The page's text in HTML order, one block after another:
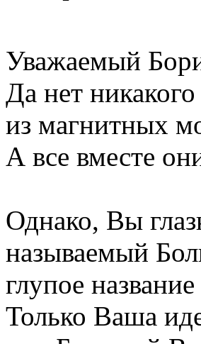
Уважаемый
Да нет
из магнитных
А все вместе
Однако, Вы
называемый
глупое
Только Ваша